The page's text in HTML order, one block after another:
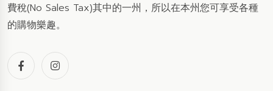
費稅(No Sales Tax)其中的一州，所以在本州您可享受各種
的購物樂趣。